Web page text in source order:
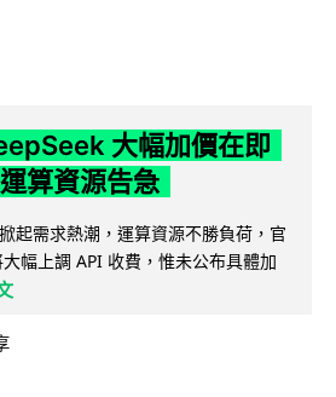
大幅加價在即
算資源告急
起需求熱潮，運算資源不勝負荷，官
幅上調 API 收費，惟未公布具體加